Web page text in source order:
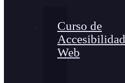
Curso de
Accesibilidad
Web